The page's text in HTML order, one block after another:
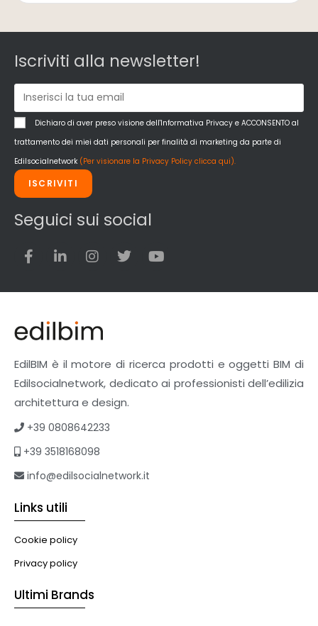
Iscriviti alla newsletter!
Dichiaro di aver preso visione dell'Informativa Privacy e ACCONSENTO al
trattamento dei miei dati personali per finalità di marketing da parte di
Edilsocialnetwork (Per visionare la Privacy Policy clicca qui).
ISCRIVITI
Seguici sui social
EdilBIM è il motore di ricerca prodotti e oggetti BIM di
Edilsocialnetwork, dedicato ai professionisti dell’edilizia
architettura e design.
+39 0808642233
+39 3518168098
info@edilsocialnetwork.it
Links utili
Cookie policy
Privacy policy
Ultimi Brands